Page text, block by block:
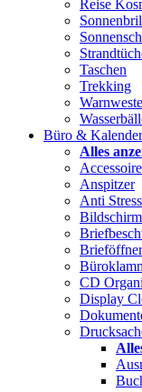
Reise
Taschen
Trekking
Büro & Kalender
Alles
Anspitzer
Anti Stress
Brieföffner
CD
Display